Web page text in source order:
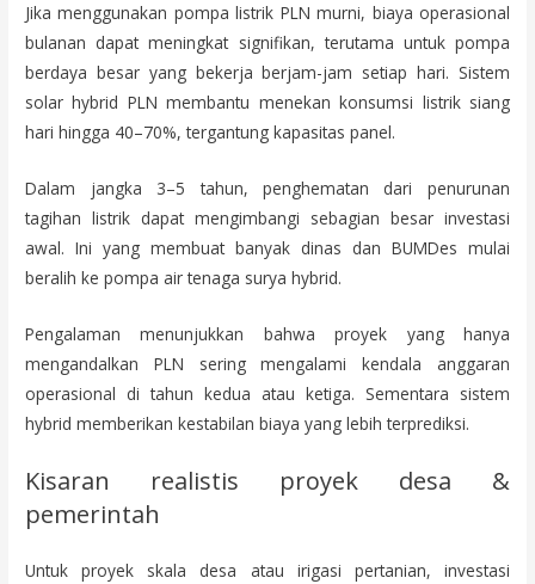
Jika menggunakan pompa listrik PLN murni, biaya operasional
bulanan dapat meningkat signifikan, terutama untuk pompa
berdaya besar yang bekerja berjam-jam setiap hari. Sistem
solar hybrid PLN membantu menekan konsumsi listrik siang
hari hingga 40–70%, tergantung kapasitas panel.
Dalam jangka 3–5 tahun, penghematan dari penurunan
tagihan listrik dapat mengimbangi sebagian besar investasi
awal. Ini yang membuat banyak dinas dan BUMDes mulai
beralih ke pompa air tenaga surya hybrid.
Pengalaman menunjukkan bahwa proyek yang hanya
mengandalkan PLN sering mengalami kendala anggaran
operasional di tahun kedua atau ketiga. Sementara sistem
hybrid memberikan kestabilan biaya yang lebih terprediksi.
Kisaran realistis proyek desa &
pemerintah
Untuk proyek skala desa atau irigasi pertanian, investasi